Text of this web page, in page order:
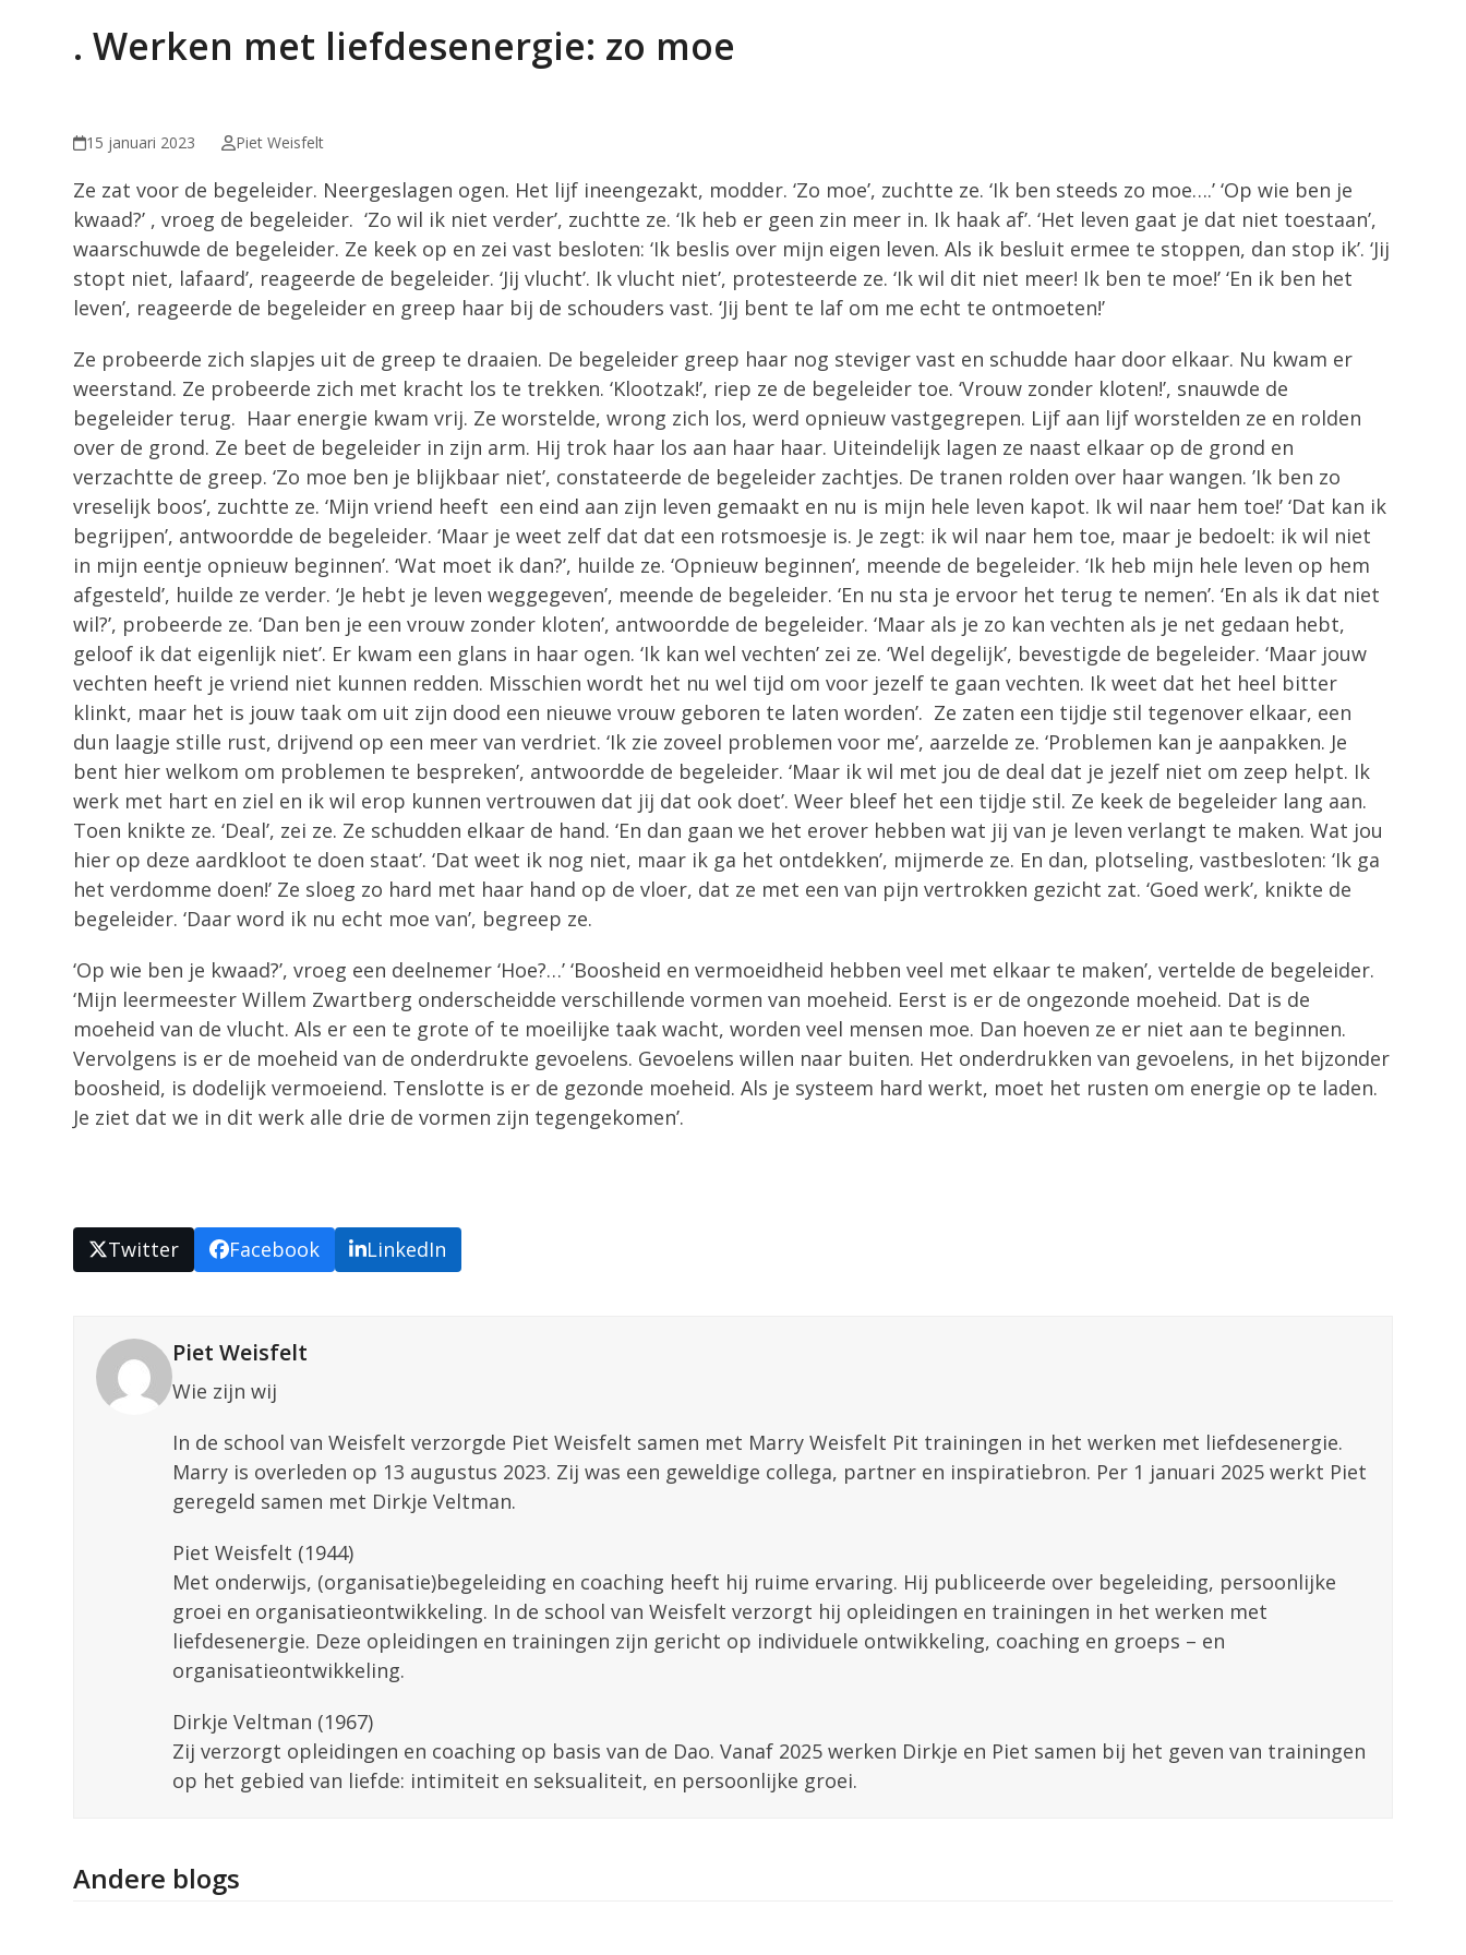
. Werken met liefdesenergie: zo moe
15 januari 2023 Piet Weisfelt
Ze zat voor de begeleider. Neergeslagen ogen. Het lijf ineengezakt, modder. ‘Zo moe’, zuchtte ze. ‘Ik ben steeds zo moe….’ ‘Op wie ben je
kwaad?’ , vroeg de begeleider. ‘Zo wil ik niet verder’, zuchtte ze. ‘Ik heb er geen zin meer in. Ik haak af’. ‘Het leven gaat je dat niet toestaan’,
waarschuwde de begeleider. Ze keek op en zei vast besloten: ‘Ik beslis over mijn eigen leven. Als ik besluit ermee te stoppen, dan stop ik’. ‘Jij
stopt niet, lafaard’, reageerde de begeleider. ‘Jij vlucht’. Ik vlucht niet’, protesteerde ze. ‘Ik wil dit niet meer! Ik ben te moe!’ ‘En ik ben het
leven’, reageerde de begeleider en greep haar bij de schouders vast. ‘Jij bent te laf om me echt te ontmoeten!’
Ze probeerde zich slapjes uit de greep te draaien. De begeleider greep haar nog steviger vast en schudde haar door elkaar. Nu kwam er
weerstand. Ze probeerde zich met kracht los te trekken. ‘Klootzak!’, riep ze de begeleider toe. ‘Vrouw zonder kloten!’, snauwde de
begeleider terug. Haar energie kwam vrij. Ze worstelde, wrong zich los, werd opnieuw vastgegrepen. Lijf aan lijf worstelden ze en rolden
over de grond. Ze beet de begeleider in zijn arm. Hij trok haar los aan haar haar. Uiteindelijk lagen ze naast elkaar op de grond en
verzachtte de greep. ‘Zo moe ben je blijkbaar niet’, constateerde de begeleider zachtjes. De tranen rolden over haar wangen. ’Ik ben zo
vreselijk boos’, zuchtte ze. ‘Mijn vriend heeft een eind aan zijn leven gemaakt en nu is mijn hele leven kapot. Ik wil naar hem toe!’ ‘Dat kan ik
begrijpen’, antwoordde de begeleider. ‘Maar je weet zelf dat dat een rotsmoesje is. Je zegt: ik wil naar hem toe, maar je bedoelt: ik wil niet
in mijn eentje opnieuw beginnen’. ‘Wat moet ik dan?’, huilde ze. ‘Opnieuw beginnen’, meende de begeleider. ‘Ik heb mijn hele leven op hem
afgesteld’, huilde ze verder. ‘Je hebt je leven weggegeven’, meende de begeleider. ‘En nu sta je ervoor het terug te nemen’. ‘En als ik dat niet
wil?’, probeerde ze. ‘Dan ben je een vrouw zonder kloten’, antwoordde de begeleider. ‘Maar als je zo kan vechten als je net gedaan hebt,
geloof ik dat eigenlijk niet’. Er kwam een glans in haar ogen. ‘Ik kan wel vechten’ zei ze. ‘Wel degelijk’, bevestigde de begeleider. ‘Maar jouw
vechten heeft je vriend niet kunnen redden. Misschien wordt het nu wel tijd om voor jezelf te gaan vechten. Ik weet dat het heel bitter
klinkt, maar het is jouw taak om uit zijn dood een nieuwe vrouw geboren te laten worden’. Ze zaten een tijdje stil tegenover elkaar, een
dun laagje stille rust, drijvend op een meer van verdriet. ‘Ik zie zoveel problemen voor me’, aarzelde ze. ‘Problemen kan je aanpakken. Je
bent hier welkom om problemen te bespreken’, antwoordde de begeleider. ‘Maar ik wil met jou de deal dat je jezelf niet om zeep helpt. Ik
werk met hart en ziel en ik wil erop kunnen vertrouwen dat jij dat ook doet’. Weer bleef het een tijdje stil. Ze keek de begeleider lang aan.
Toen knikte ze. ‘Deal’, zei ze. Ze schudden elkaar de hand. ‘En dan gaan we het erover hebben wat jij van je leven verlangt te maken. Wat jou
hier op deze aardkloot te doen staat’. ‘Dat weet ik nog niet, maar ik ga het ontdekken’, mijmerde ze. En dan, plotseling, vastbesloten: ‘Ik ga
het verdomme doen!’ Ze sloeg zo hard met haar hand op de vloer, dat ze met een van pijn vertrokken gezicht zat. ‘Goed werk’, knikte de
begeleider. ‘Daar word ik nu echt moe van’, begreep ze.
‘Op wie ben je kwaad?’, vroeg een deelnemer ‘Hoe?…’ ‘Boosheid en vermoeidheid hebben veel met elkaar te maken’, vertelde de begeleider.
‘Mijn leermeester Willem Zwartberg onderscheidde verschillende vormen van moeheid. Eerst is er de ongezonde moeheid. Dat is de
moeheid van de vlucht. Als er een te grote of te moeilijke taak wacht, worden veel mensen moe. Dan hoeven ze er niet aan te beginnen.
Vervolgens is er de moeheid van de onderdrukte gevoelens. Gevoelens willen naar buiten. Het onderdrukken van gevoelens, in het bijzonder
boosheid, is dodelijk vermoeiend. Tenslotte is er de gezonde moeheid. Als je systeem hard werkt, moet het rusten om energie op te laden.
Je ziet dat we in dit werk alle drie de vormen zijn tegengekomen’.
Twitter Facebook LinkedIn
Piet Weisfelt
Wie zijn wij
In de school van Weisfelt verzorgde Piet Weisfelt samen met Marry Weisfelt Pit trainingen in het werken met liefdesenergie.
Marry is overleden op 13 augustus 2023. Zij was een geweldige collega, partner en inspiratiebron. Per 1 januari 2025 werkt Piet
geregeld samen met Dirkje Veltman.
Piet Weisfelt (1944)
Met onderwijs, (organisatie)begeleiding en coaching heeft hij ruime ervaring. Hij publiceerde over begeleiding, persoonlijke
groei en organisatieontwikkeling. In de school van Weisfelt verzorgt hij opleidingen en trainingen in het werken met
liefdesenergie. Deze opleidingen en trainingen zijn gericht op individuele ontwikkeling, coaching en groeps – en
organisatieontwikkeling.
Dirkje Veltman (1967)
Zij verzorgt opleidingen en coaching op basis van de Dao. Vanaf 2025 werken Dirkje en Piet samen bij het geven van trainingen
op het gebied van liefde: intimiteit en seksualiteit, en persoonlijke groei.
Andere blogs